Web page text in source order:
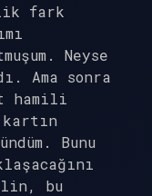
fark
Neyse
Ama sonra
hamili
kartın
Bunu
bu